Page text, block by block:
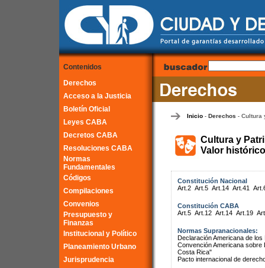
Contenidos
Derechos
Acceso a la Justicia
Boletín Oficial
Leyes CABA
Decretos CABA
Resoluciones CABA
Normas
Fundamentales
Códigos
Compilaciones
Convenios
Presupuesto y
Finanzas
Institucional y Político
Planeamiento Urbano
Jurisprudencia
Inicio- Derechos - Cultura
Cultura y
Valor histórico
Constitución Nacional
Art.2 Art.5 Art.14 Art.41
Constitución CABA
Art.5 Art.12 Art.14 Art.19
Normas Supranacionales:
Declaración Americana de
Convención Americana
Costa Rica"
Pacto internacional de